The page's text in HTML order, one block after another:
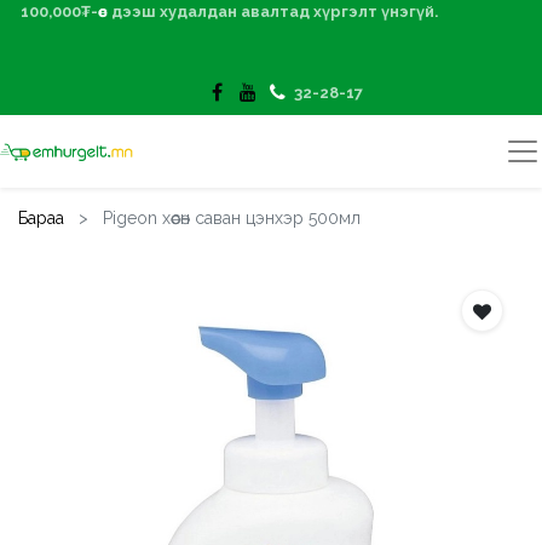
100,000₮-өөс дээш худалдан авалтад хүргэлт үнэгүй.
32-28-17
Бараа Pigeon хөөсөн саван цэнхэр 500мл